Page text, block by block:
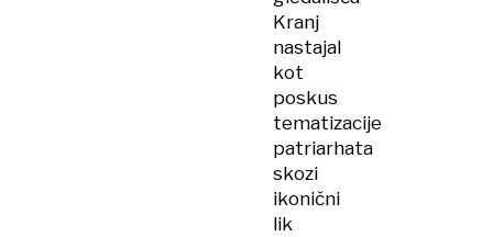
Kranj
nastajal
kot
poskus
tematizacije
patriarhata
skozi
ikonični
lik